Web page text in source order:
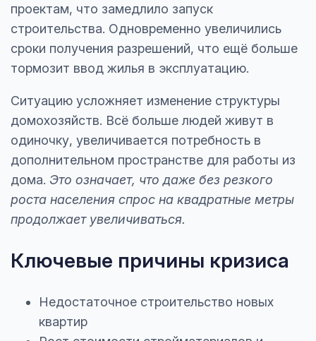
проектам, что замедлило запуск
строительства. Одновременно увеличились
сроки получения разрешений, что ещё больше
тормозит ввод жилья в эксплуатацию.
Ситуацию усложняет изменение структуры
домохозяйств. Всё больше людей живут в
одиночку, увеличивается потребность в
дополнительном пространстве для работы из
дома. Это означает, что даже без резкого
роста населения спрос на квадратные метры
продолжает увеличиваться.
Ключевые причины кризиса
Недостаточное строительство новых
квартир